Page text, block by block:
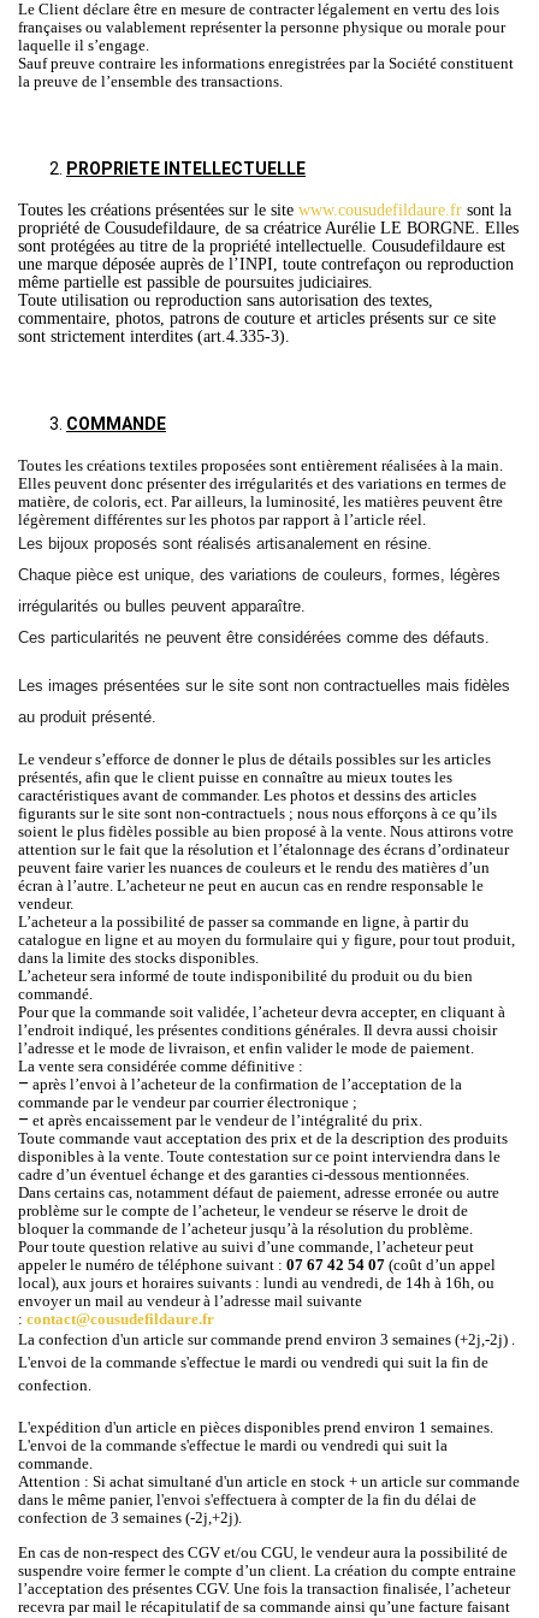
Le Client déclare être en mesure de contracter légalement en vertu des lois
françaises ou valablement représenter la personne physique ou morale pour
laquelle il s’engage.
Sauf preuve contraire les informations enregistrées par la Société constituent
la preuve de l’ensemble des transactions.
PROPRIETE INTELLECTUELLE
Toutes les créations présentées sur le site www.cousudefildaure.fr sont la
propriété de Cousudefildaure, de sa créatrice Aurélie LE BORGNE. Elles
sont protégées au titre de la propriété intellectuelle. Cousudefildaure est
une marque déposée auprès de l’INPI, toute contrefaçon ou reproduction
même partielle est passible de poursuites judiciaires.
Toute utilisation ou reproduction sans autorisation des textes,
commentaire, photos, patrons de couture et articles présents sur ce site
sont strictement interdites (art.4.335-3).
COMMANDE
Toutes les créations textiles proposées sont entièrement réalisées à la main.
Elles peuvent donc présenter des irrégularités et des variations en termes de
matière, de coloris, ect. Par ailleurs, la luminosité, les matières peuvent être
légèrement différentes sur les photos par rapport à l’article réel.
Les bijoux proposés sont réalisés artisanalement en résine.
Chaque pièce est unique, des variations de couleurs, formes, légères
irrégularités ou bulles peuvent apparaître.
Ces particularités ne peuvent être considérées comme des défauts.
Les images présentées sur le site sont non contractuelles mais fidèles
au produit présenté.
Le vendeur s’efforce de donner le plus de détails possibles sur les articles
présentés, afin que le client puisse en connaître au mieux toutes les
caractéristiques avant de commander. Les photos et dessins des articles
figurants sur le site sont non-contractuels ; nous nous efforçons à ce qu’ils
soient le plus fidèles possible au bien proposé à la vente. Nous attirons votre
attention sur le fait que la résolution et l’étalonnage des écrans d’ordinateur
peuvent faire varier les nuances de couleurs et le rendu des matières d’un
écran à l’autre. L’acheteur ne peut en aucun cas en rendre responsable le
vendeur.
L’acheteur a la possibilité de passer sa commande en ligne, à partir du
catalogue en ligne et au moyen du formulaire qui y figure, pour tout produit,
dans la limite des stocks disponibles.
L’acheteur sera informé de toute indisponibilité du produit ou du bien
commandé.
Pour que la commande soit validée, l’acheteur devra accepter, en cliquant à
l’endroit indiqué, les présentes conditions générales. Il devra aussi choisir
l’adresse et le mode de livraison, et enfin valider le mode de paiement.
La vente sera considérée comme définitive :
– après l’envoi à l’acheteur de la confirmation de l’acceptation de la
commande par le vendeur par courrier électronique ;
– et après encaissement par le vendeur de l’intégralité du prix.
Toute commande vaut acceptation des prix et de la description des produits
disponibles à la vente. Toute contestation sur ce point interviendra dans le
cadre d’un éventuel échange et des garanties ci-dessous mentionnées.
Dans certains cas, notamment défaut de paiement, adresse erronée ou autre
problème sur le compte de l’acheteur, le vendeur se réserve le droit de
bloquer la commande de l’acheteur jusqu’à la résolution du problème.
Pour toute question relative au suivi d’une commande, l’acheteur peut
appeler le numéro de téléphone suivant : 07 67 42 54 07 (coût d’un appel
local), aux jours et horaires suivants : lundi au vendredi, de 14h à 16h, ou
envoyer un mail au vendeur à l’adresse mail suivante
: contact@cousudefildaure.fr
La confection d'un article sur commande prend environ 3 semaines (+2j,-2j) .
L'envoi de la commande s'effectue le mardi ou vendredi qui suit la fin de
confection.
L'expédition d'un article en pièces disponibles prend environ 1 semaines.
L'envoi de la commande s'effectue le mardi ou vendredi qui suit la
commande.
Attention : Si achat simultané d'un article en stock + un article sur commande
dans le même panier, l'envoi s'effectuera à compter de la fin du délai de
confection de 3 semaines (-2j,+2j).
En cas de non-respect des CGV et/ou CGU, le vendeur aura la possibilité de
suspendre voire fermer le compte d’un client. La création du compte entraine
l’acceptation des présentes CGV. Une fois la transaction finalisée, l’acheteur
recevra par mail le récapitulatif de sa commande ainsi qu’une facture faisant